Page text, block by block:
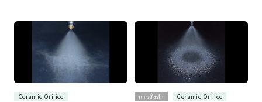
Ceramic Orifice
การสั่งทำ
Ceramic Orifice